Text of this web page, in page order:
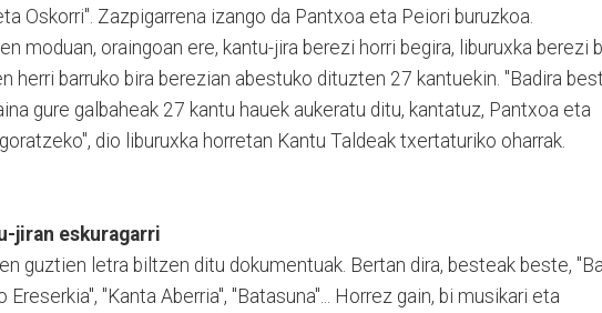
Oskorri". Zazpigarrena izango da Pantxoa eta Peiori buruzkoa.
moduan, oraingoan ere, kantu-jira berezi horri begira, liburuxka berezi
herri barruko bira berezian abestuko dituzten 27 kantuekin. "Badira
gure galbaheak 27 kantu hauek aukeratu ditu, kantatuz, Pantxoa eta
dio liburuxka horretan Kantu Taldeak txertaturiko oharrak.
jiran eskuragarri
guztien letra biltzen ditu dokumentuak. Bertan dira, besteak beste,
Ereserkia", "Kanta Aberria", "Batasuna"... Horrez gain, bi musikari eta